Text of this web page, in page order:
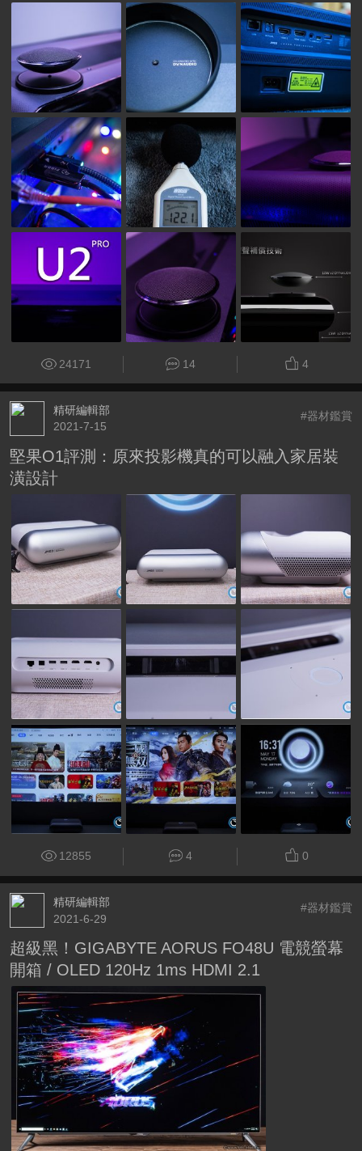
24171 14 4
精研編輯部
2021-7-15
#器材鑑賞
堅果O1評測：原來投影機真的可以融入家居裝
潢設計
12855 4 0
精研編輯部
2021-6-29
#器材鑑賞
超級黑！GIGABYTE AORUS FO48U 電競螢幕
開箱 / OLED 120Hz 1ms HDMI 2.1